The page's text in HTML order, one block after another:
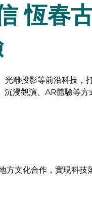
恆春
雕投影等前沿科技，
浸觀演、AR體驗等方
方文化合作，實現科技